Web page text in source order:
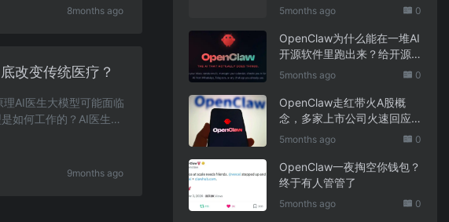
8months ago
改变传统医疗？
AI医生大模型可能面临
如何工作的？AI医生大
9months ago
5months ago 0
OpenClaw为什么能在一堆AI
开源软件里跑出来？给开源
项目的三点启示
5months ago 0
OpenClaw走红带火A股概
念，多家上市公司火速回应
业务布局
5months ago 0
OpenClaw一夜掏空你钱包？
终于有人管管了
5months ago 0